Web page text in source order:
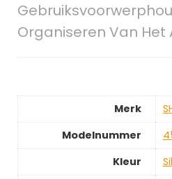
Organiseren Van Het
Merk
Modelnummer
Kleur